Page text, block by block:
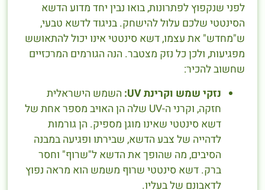
לפני שנקפוץ לפתרונות, בואו נבין יחד מדוע הדשא
הסינטטי שלכם עלול להישחק. בניגוד לדשא טבעי,
ש"מחדש" את עצמו, דשא סינטטי אינו יכול להתאושש
מפגיעות, ולכן כל נזק מצטבר. הנה הגורמים המרכזיים
שחשוב להכיר:
נזקי שמש וקרינת UV:
השמש הישראלית
חזקה, וקרני ה-UV שלה הן האויב מספר אחת של
דשא סינטטי שאינו מוגן מספיק. הן גורמות
לדהייה של צבע הדשא, שבירתו ופגיעה במבנה
הסיבים, מה שהופך את הדשא ל"שרוף" וחסר
ברק. דשא סינטטי שרוף משמש הוא מראה נפוץ
לדאבונם של בעליו.